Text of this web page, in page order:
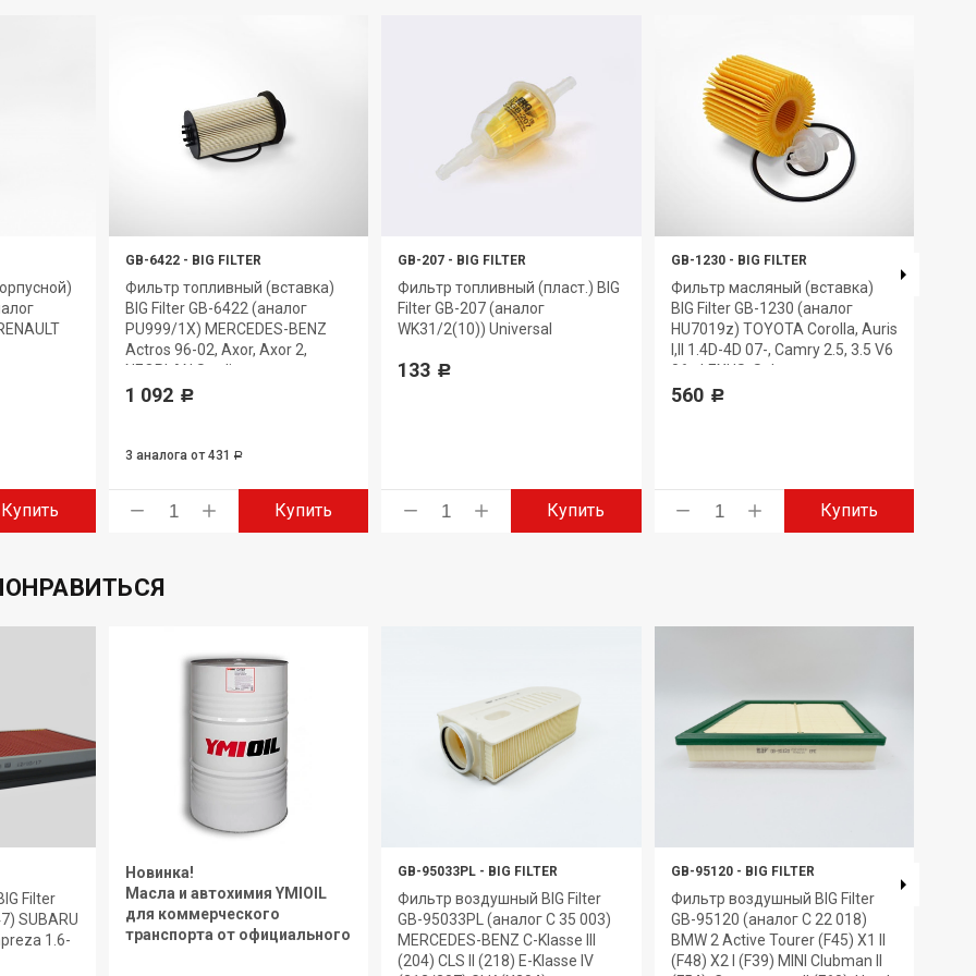
Купить
GB-6422 - BIG FILTER
Фильтр топливный (вставка)
BIG Filter GB-6422 (аналог
PU999/1X) MERCEDES-BENZ
Actros 96-02, Axor, Axor 2,
NEOPLAN Starliner
1 092 Р
3 аналога от 431 Р
Купить
GB-207 - BIG FILTER
Фильтр топливный (пласт.) BIG
Filter GB-207 (аналог
WK31/2(10)) Universal
133 Р
Купить
GB-1230 - BIG FILTER
Фильтр масляный (вставка)
BIG Filter GB-1230 (аналог
HU7019z) TOYOTA Corolla, Auris
I,II 1.4D-4D 07-, Camry 2.5, 3.5 V6
06-, LEXUS, Subaru
560 Р
Купить
Filter
SUBARU
1.6-
Новинка!
Масла и автохимия YMIOIL
для коммерческого
транспорта от официального
GB-95033PL - BIG FILTER
Фильтр воздушный BIG Filter
GB-95033PL (аналог C 35 003)
MERCEDES-BENZ C-Klasse III
(204) CLS II (218) E-Klasse IV
GB-95120 - BIG FILTER
Фильтр воздушный BIG Filter
GB-95120 (аналог C 22 018)
BMW 2 Active Tourer (F45) X1 II
(F48) X2 I (F39) MINI Clubman II